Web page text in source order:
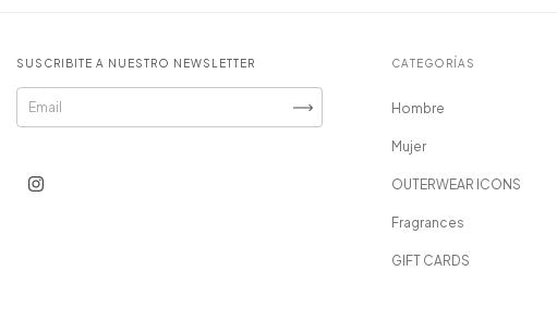
SUSCRIBITE A NUESTRO NEWSLETTER CATEGORÍAS
Hombre
Mujer
OUTERWEAR ICONS
Fragrances
GIFT CARDS